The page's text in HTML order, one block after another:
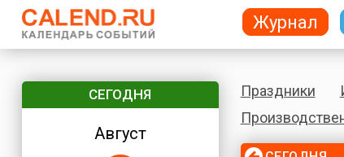
СЕГОДНЯ
Август
Праздники
Журнал